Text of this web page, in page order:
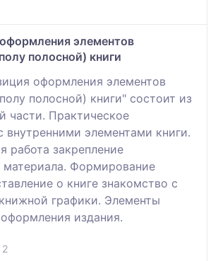
элементов
полосной) книги
оформления элементов
полосной) книги" состоит из
части. Практическое
внутренними элементами книги.
работа закрепление
материала. Формирование
о книге знакомство с
графики. Элементы
издания.
2